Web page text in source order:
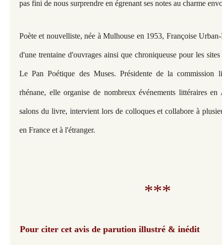
pas fini de nous surprendre en égrenant ses notes au charme
Poète et nouvelliste, née à Mulhouse en 1953, Françoise
d'une trentaine d'ouvrages ainsi que chroniqueuse pour les
Le Pan Poétique des Muses. Présidente de la commission
rhénane, elle organise de nombreux événements littéraires
salons du livre, intervient lors de colloques et collabore à
en France et à l'étranger.
***
Pour citer cet avis de parution illustré & inédit